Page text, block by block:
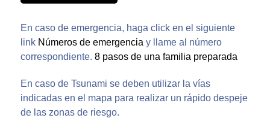
En caso de emergencia, haga click en el siguiente
link Números de emergencia y llame al número
correspondiente. 8 pasos de una familia preparada
En caso de Tsunami se deben utilizar la vías
indicadas en el mapa para realizar un rápido despeje
de las zonas de riesgo.